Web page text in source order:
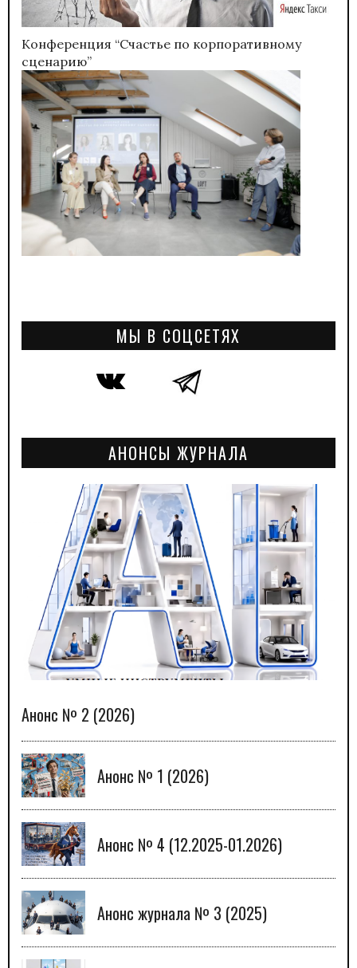
Конференция “Счастье по корпоративному
сценарию”
МЫ В СОЦСЕТЯХ
АНОНСЫ ЖУРНАЛА
Анонс № 2 (2026)
Анонс № 1 (2026)
Анонс № 4 (12.2025-01.2026)
Анонс журнала № 3 (2025)